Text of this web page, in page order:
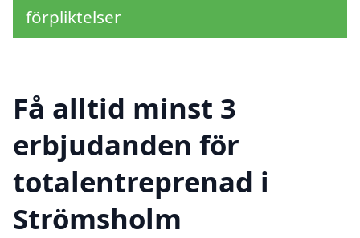
förpliktelser
Få alltid minst 3
erbjudanden för
totalentreprenad i
Strömsholm